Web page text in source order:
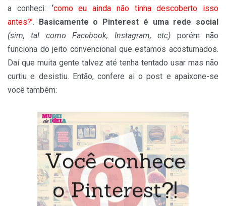
a conheci: ‘como eu ainda não tinha descoberto isso
antes?’. Basicamente o Pinterest é uma rede social
(sim, tal como Facebook, Instagram, etc) porém não
funciona do jeito convencional que estamos acostumados.
Daí que muita gente talvez até tenha tentado usar mas não
curtiu e desistiu. Então, confere ai o post e apaixone-se
você também: